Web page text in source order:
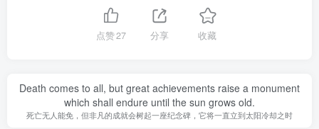
点赞27 分享 收藏
Death comes to all, but great achievements raise a monument
which shall endure until the sun grows old.
死亡无人能免，但非凡的成就会树起一座纪念碑，它将一直立到太阳冷却之时